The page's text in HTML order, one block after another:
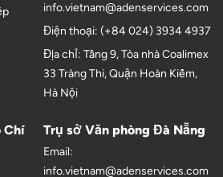
info.vietnam@adenservices.com
Điện thoại: (+84 024) 3934 4937
Địa chỉ: Tầng 9, Tòa nhà Coalimex
33 Tràng Thi, Quận Hoàn Kiếm,
Hà Nội
Chí
Trụ sở Văn phòng Đà Nẵng
Email:
info.vietnam@adenservices.com